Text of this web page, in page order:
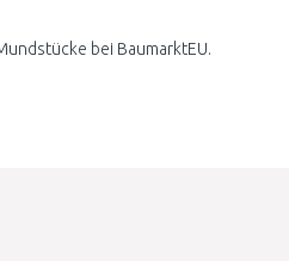
bei BaumarktEU.